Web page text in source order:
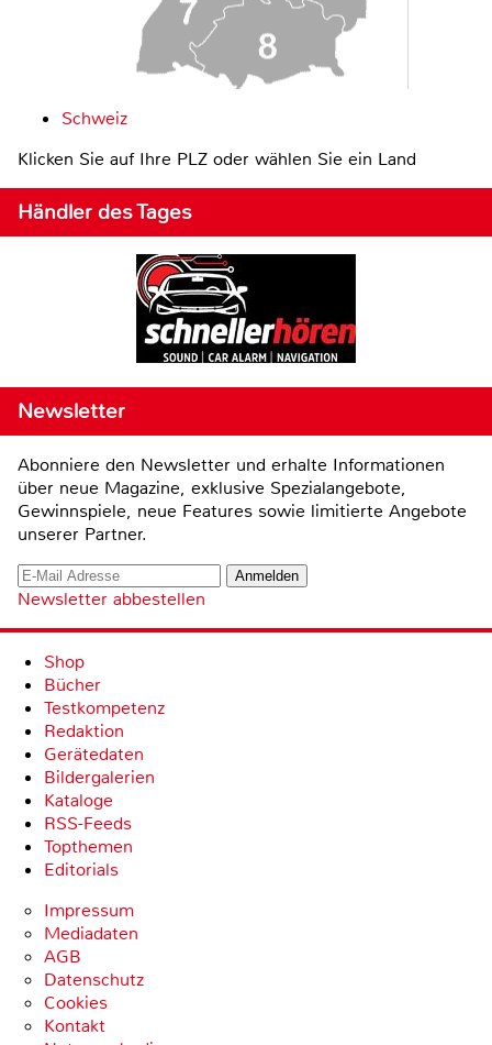
Schweiz
Klicken Sie auf Ihre PLZ oder wählen Sie ein Land
Händler des Tages
Newsletter
Abonniere den Newsletter und erhalte Informationen
über neue Magazine, exklusive Spezialangebote,
Gewinnspiele, neue Features sowie limitierte Angebote
unserer Partner.
Newsletter abbestellen
Shop
Bücher
Testkompetenz
Redaktion
Gerätedaten
Bildergalerien
Kataloge
RSS-Feeds
Topthemen
Editorials
Impressum
Mediadaten
AGB
Datenschutz
Cookies
Kontakt